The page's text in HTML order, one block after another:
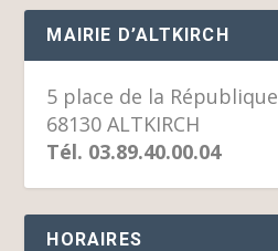
MAIRIE D’ALTKIRCH
5 place de la République
68130 ALTKIRCH
Tél. 03.89.40.00.04
HORAIRES